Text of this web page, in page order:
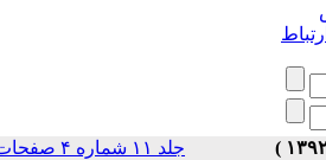
جلد ۱۱ شماره ۴ صفحات